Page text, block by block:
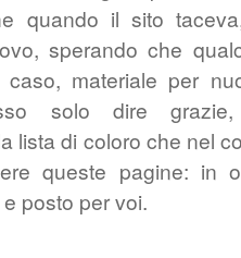
quando il sito
sperando che
caso, materiale per
solo dire
lista di coloro che nel
queste pagine: in
posto per voi.